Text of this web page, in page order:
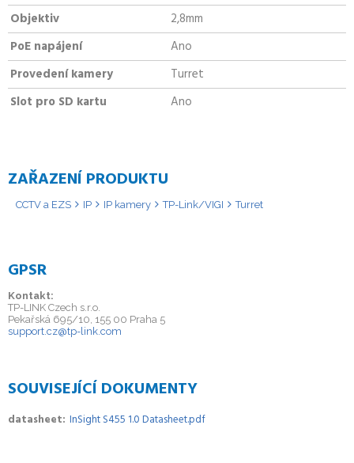
Objektiv
2,8mm
PoE napájení
Ano
Provedení kamery
Turret
Slot pro SD kartu
Ano
ZAŘAZENÍ PRODUKTU
CCTV a EZS IP IP kamery TP-Link/VIGI Turret
GPSR
Kontakt:
TP-LINK Czech s.r.o.
Pekařská 695/10, 155 00 Praha 5
support.cz@tp-link.com
SOUVISEJÍCÍ DOKUMENTY
datasheet InSight S455 1.0 Datasheet.pdf